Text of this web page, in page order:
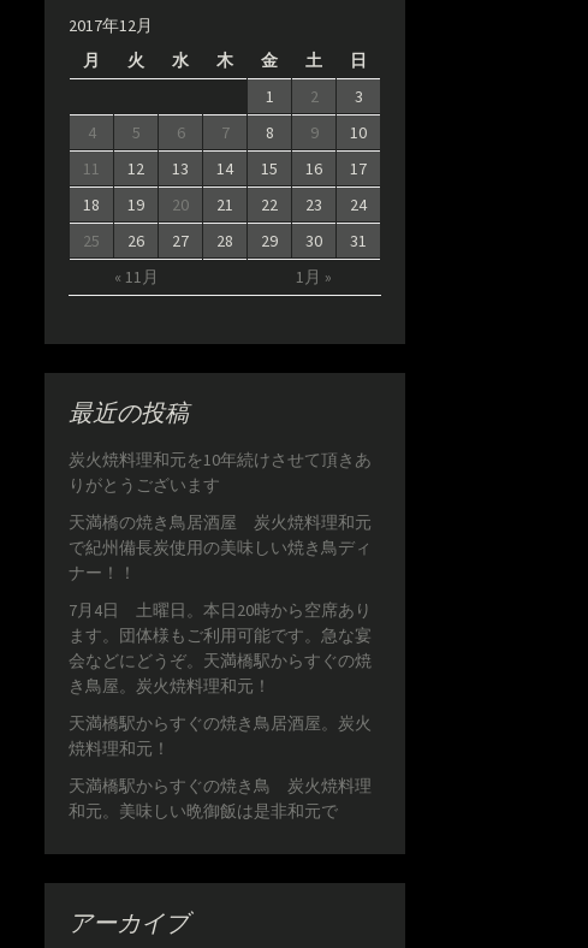
2017年12月
月
火 水 木 金 土 日
« 11月 1月 »
1 2
3
4
5 6 7 8 9
10
11
12 13 14 15 16
17
18
19 20 21 22 23
24
25
26 27 28 29 30 31
最近の投稿
炭火焼料理和元を10年続けさせて頂きあ
りがとうございます
天満橋の焼き鳥居酒屋 炭火焼料理和元
で紀州備長炭使用の美味しい焼き鳥ディ
ナー！！
7月4日 土曜日。本日20時から空席あり
ます。団体様もご利用可能です。急な宴
会などにどうぞ。天満橋駅からすぐの焼
き鳥屋。炭火焼料理和元！
天満橋駅からすぐの焼き鳥居酒屋。炭火
焼料理和元！
天満橋駅からすぐの焼き鳥 炭火焼料理
和元。美味しい晩御飯は是非和元で
アーカイブ